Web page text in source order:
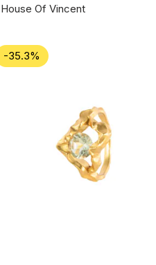
House Of Vincent
-35.3%